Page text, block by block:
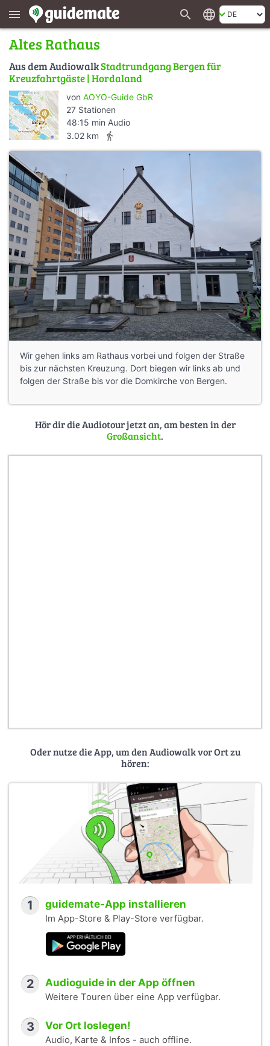
menu search language
Altes Rathaus
Aus dem AudiowalkStadtrundgang Bergen für
Kreuzfahrtgäste | Hordaland
von AOYO-Guide GbR
27 Stationen
48:15 min Audio
3.02 km
directions_walk
Wir gehen links am Rathaus vorbei und folgen der Straße
bis zur nächsten Kreuzung. Dort biegen wir links ab und
folgen der Straße bis vor die Domkirche von Bergen.
Hör dir die Audiotour jetzt an, am besten in der
Großansicht.
Oder nutze die App, um den Audiowalk vor Ort zu
hören:
1 guidemate-App installieren
Im App-Store & Play-Store verfügbar.
2 Audioguide in der App öffnen
Weitere Touren über eine App verfügbar.
3 Vor Ort loslegen!
Audio, Karte & Infos - auch offline.